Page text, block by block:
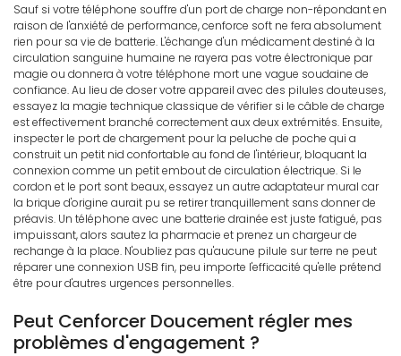
Sauf si votre téléphone souffre d'un port de charge non-répondant en
raison de l'anxiété de performance, cenforce soft ne fera absolument
rien pour sa vie de batterie. L'échange d'un médicament destiné à la
circulation sanguine humaine ne rayera pas votre électronique par
magie ou donnera à votre téléphone mort une vague soudaine de
confiance. Au lieu de doser votre appareil avec des pilules douteuses,
essayez la magie technique classique de vérifier si le câble de charge
est effectivement branché correctement aux deux extrémités. Ensuite,
inspecter le port de chargement pour la peluche de poche qui a
construit un petit nid confortable au fond de l'intérieur, bloquant la
connexion comme un petit embout de circulation électrique. Si le
cordon et le port sont beaux, essayez un autre adaptateur mural car
la brique d'origine aurait pu se retirer tranquillement sans donner de
préavis. Un téléphone avec une batterie drainée est juste fatigué, pas
impuissant, alors sautez la pharmacie et prenez un chargeur de
rechange à la place. N'oubliez pas qu'aucune pilule sur terre ne peut
réparer une connexion USB fin, peu importe l'efficacité qu'elle prétend
être pour d'autres urgences personnelles.
Peut Cenforcer Doucement régler mes
problèmes d'engagement ?